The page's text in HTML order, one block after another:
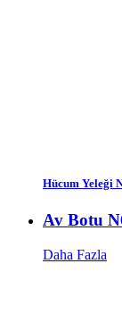
Hücum Yeleği
Av Botu
Daha Fazla